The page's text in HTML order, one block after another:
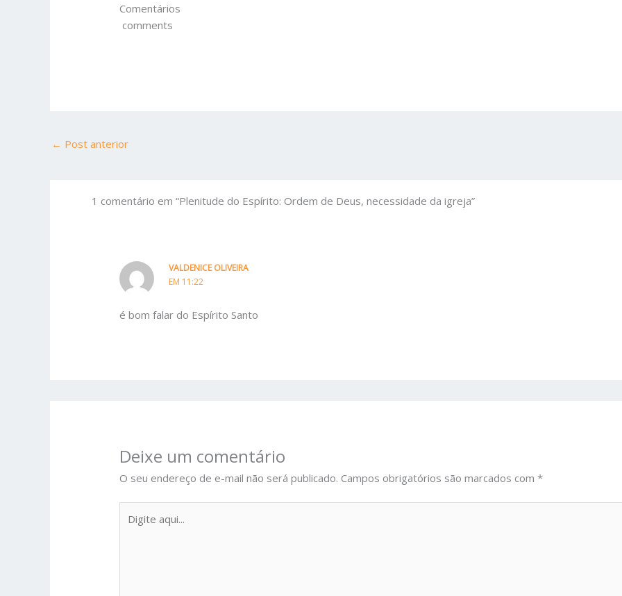
Comentários
comments
← Post anterior
1 comentário em “Plenitude do Espírito: Ordem de Deus, necessidade da igreja”
VALDENICE OLIVEIRA
EM 11:22
é bom falar do Espírito Santo
Deixe um comentário
O seu endereço de e-mail não será publicado. Campos obrigatórios são marcados com*
aqui...